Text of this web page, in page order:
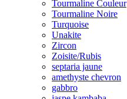
Tourmaline Couleur
Tourmaline Noire
Turquoise
Unakite
Zircon
Zoisite/Rubis
septaria jaune
amethyste chevron
gabbro